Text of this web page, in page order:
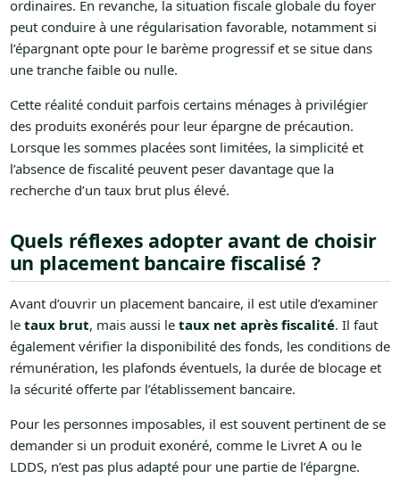
ordinaires. En revanche, la situation fiscale globale du foyer
peut conduire à une régularisation favorable, notamment si
l’épargnant opte pour le barème progressif et se situe dans
une tranche faible ou nulle.
Cette réalité conduit parfois certains ménages à privilégier
des produits exonérés pour leur épargne de précaution.
Lorsque les sommes placées sont limitées, la simplicité et
l’absence de fiscalité peuvent peser davantage que la
recherche d’un taux brut plus élevé.
Quels réflexes adopter avant de choisir
un placement bancaire fiscalisé ?
Avant d’ouvrir un placement bancaire, il est utile d’examiner
le taux brut, mais aussi le taux net après fiscalité. Il faut
également vérifier la disponibilité des fonds, les conditions de
rémunération, les plafonds éventuels, la durée de blocage et
la sécurité offerte par l’établissement bancaire.
Pour les personnes imposables, il est souvent pertinent de se
demander si un produit exonéré, comme le Livret A ou le
LDDS, n’est pas plus adapté pour une partie de l’épargne.